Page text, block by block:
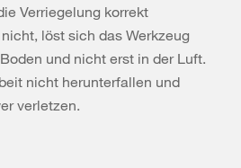
Verriegelung korrekt
löst sich das Werkzeug
und nicht erst in der Luft.
nicht herunterfallen und
verletzen.